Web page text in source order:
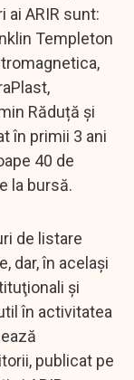
ARIR sunt:
Templeton
Răduță și
în primii 3 ani
40 de
la bursă.
de listare
dar, în același
şi
în activitatea
publicat pe